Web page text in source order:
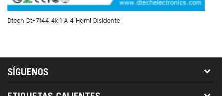
Dtech Dt-7144 4k 1 A 4 Hdmi Disidente
SÍGUENOS